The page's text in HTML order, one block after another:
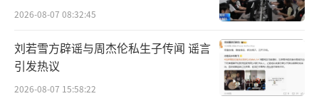
2026-08-07 08:32:45
刘若雪方辟谣与周杰伦私生子传闻 谣言
引发热议
2026-08-07 15:58:22